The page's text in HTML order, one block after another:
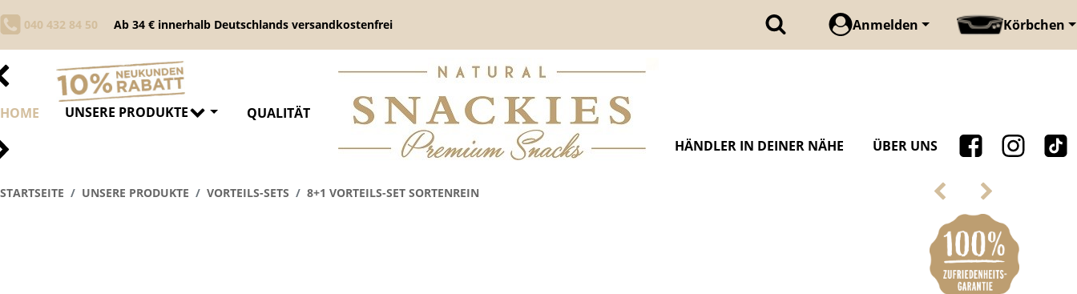
040 432 84 50 Ab 34 € innerhalb Deutschlands versandkostenfrei Anmelden Körbchen
HOME UNSERE PRODUKTE
QUALITÄT
HÄNDLER IN DEINER NÄHE
ÜBER UNS
STARTSEITE UNSERE PRODUKTE VORTEILS-SETS 8+1 VORTEILS-SET SORTENREIN